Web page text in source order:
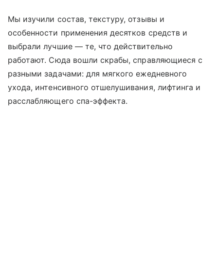
Мы изучили состав, текстуру, отзывы и
особенности применения десятков средств и
выбрали лучшие — те, что действительно
работают. Сюда вошли скрабы, справляющиеся с
разными задачами: для мягкого ежедневного
ухода, интенсивного отшелушивания, лифтинга и
расслабляющего спа-эффекта.